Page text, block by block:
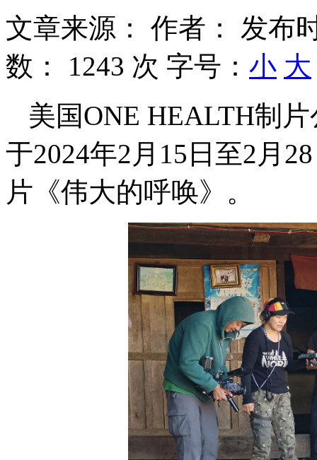
文章来源： 作者：
发布
数： 1243 次 字号： 小 大
美国ONE HEALTH制
于2024年2月15日至2月
片《伟大的呼唤》。